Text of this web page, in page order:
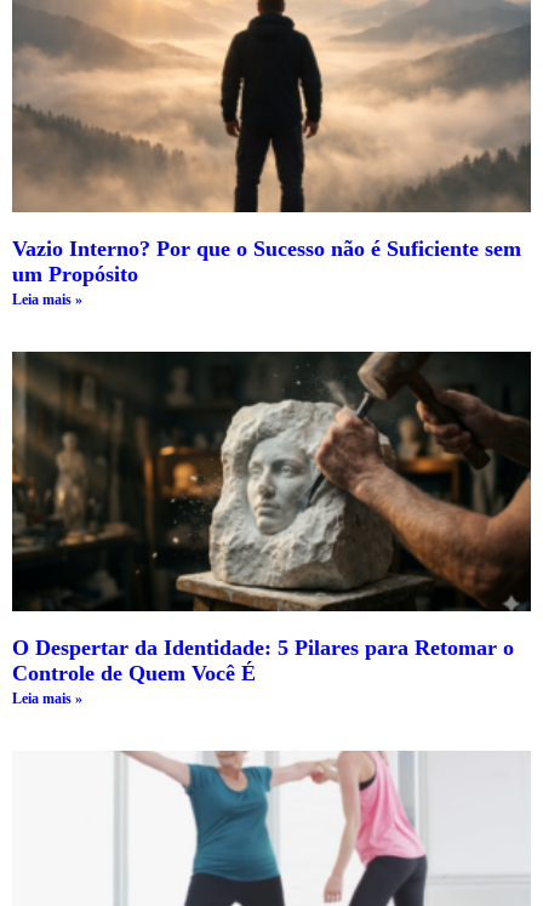
Vazio Interno? Por que o Sucesso não é Suficiente sem
um Propósito
Leia mais »
O Despertar da Identidade: 5 Pilares para Retomar o
Controle de Quem Você É
Leia mais »